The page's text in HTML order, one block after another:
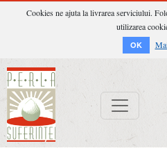
Cookies ne ajuta la livrarea serviciului.
utilizarea
OK